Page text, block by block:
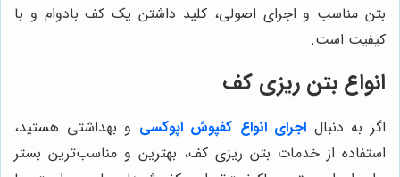
بتن مناسب و اجرای اصولی، کلید داشتن یک کف بادوام و با
کیفیت است.
انواع بتن ریزی کف
اگر به دنبال اجرای انواع کفپوش اپوکسی و بهداشتی هستید،
استفاده از خدمات بتن ریزی کف، بهترین و مناسب‌ترین بستر